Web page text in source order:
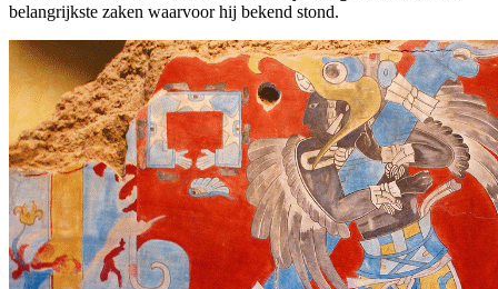
belangrijkste zaken waarvoor hij bekend stond.